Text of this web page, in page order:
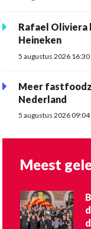
Rafael Oliviera
Heineken
5 augustus 2026 16:30
Meer
Nederland
5 augustus 2026 09:04
Meest